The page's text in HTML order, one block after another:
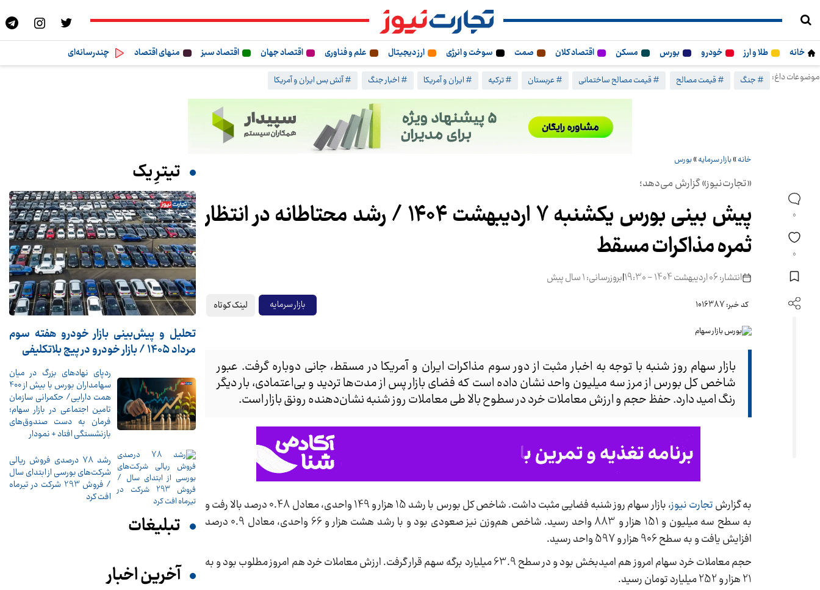
خانه طلا و ارز خودرو بورس مسکن اقتصاد کلان صمت سوخت و انرژی ارز دیجیتال علم و فناوری اقتصاد جهان اقتصاد سبز منهای اقتصاد
چندرسانه‌ای
موضوعات داغ:
# جنگ # قیمت مصالح # قیمت مصالح ساختمانی # عربستان # ترکیه # ایران و آمریکا # اخبار جنگ # آتش بس ایران و آمریکا
0
0
خانه»بازار سرمایه»بورس
«تجارت‌نیوز» گزارش می‌دهد؛
پیش بینی بورس یکشنبه ۷ اردیبهشت ۱۴۰۴ / رشد محتاطانه در انتظار
ثمره مذاکرات مسقط
انتشار: 06 اردیبهشت 1404 - 19:30 |بروزرسانی: 1 سال پیش
کد خبر: 1016387 بازار سرمایه لینک کوتاه
بازار سهام روز شنبه با توجه به اخبار مثبت از دور سوم مذاکرات ایران و آمریکا در مسقط، جانی دوباره گرفت. عبور
شاخص کل بورس از مرز سه میلیون واحد نشان داده است که فضای بازار پس از مدت‌ها تردید و بی‌اعتمادی، بار دیگر
رنگ امید دارد. حفظ حجم و ارزش معاملات خرد در سطوح بالا طی معاملات روز شنبه نشان‌دهنده رونق بازار است.
به گزارشتجارت نیوز
، بازار سهام روز شنبه فضایی مثبت داشت. شاخص کل بورس با رشد 15 هزار و 149 واحدی، معادل 0.48 درصد بالا رفت و
به سطح سه میلیون و 151 هزار و 883 واحد رسید. شاخص هم‌وزن نیز صعودی بود و با رشد هشت هزار و 66 واحدی، معادل 0.9 درصد
افزایش یافت و به سطح 906 هزار و 597 واحد رسید.
حجم معاملات خرد سهام امروز هم امیدبخش بود و در سطح 63.9 میلیارد برگه سهم قرار گرفت. ارزش معاملات خرد هم امروز مطلوب بود و به
21 هزار و 252 میلیارد تومان رسید.
تیترِ یک
تحلیل و پیش‌بینی بازار خودرو هفته سوم
مرداد 1405 / بازار خودرو در پیچ بلاتکلیفی
ردپای نهادهای بزرگ در میان
سهامداران بورس با بیش از 400
همت دارایی/ حکمرانی سازمان
تامین اجتماعی در بازار سهام؛
فرمان به دست صندوق‌های
بازنشستگی افتاد + نمودار
رشد 78 درصدی فروش ریالی
شرکت‌های بورسی از ابتدای سال
/ فروش 293 شرکت در تیرماه
افت کرد
تبلیغات
آخرین اخبار